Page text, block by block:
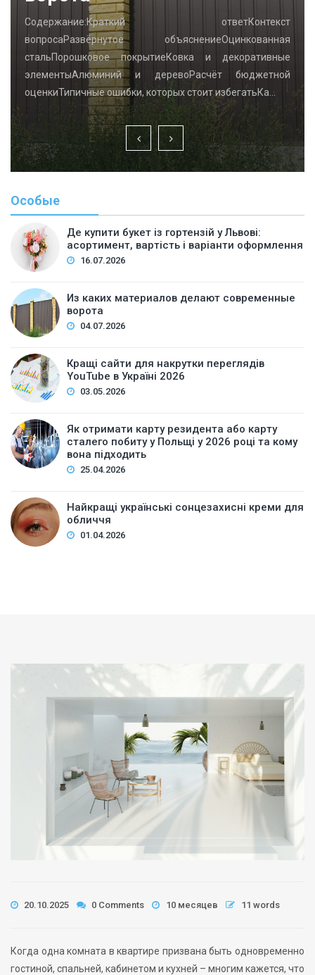
Содержание:Краткий ответКонтекст
вопросаРазвёрнутое объяснениеОцинкованная
стальПорошковое покрытиеКовка и декоративные
элементыАлюминий и деревоРасчёт бюджетной
оценкиТипичные ошибки, которых стоит избегатьКа…
Особые
Де купити букет із гортензій у Львові:
асортимент, вартість і варіанти оформлення
16.07.2026
Из каких материалов делают современные
ворота
04.07.2026
Кращі сайти для накрутки переглядів
YouTube в Україні 2026
03.05.2026
Як отримати карту резидента або карту
сталего побиту у Польщі у 2026 році та кому
вона підходить
25.04.2026
Найкращі українські сонцезахисні креми для
обличчя
01.04.2026
20.10.2025 0 Comments 10 месяцев 11 words
Когда одна комната в квартире призвана быть одновременно
гостиной, спальней, кабинетом и кухней – многим кажется, что